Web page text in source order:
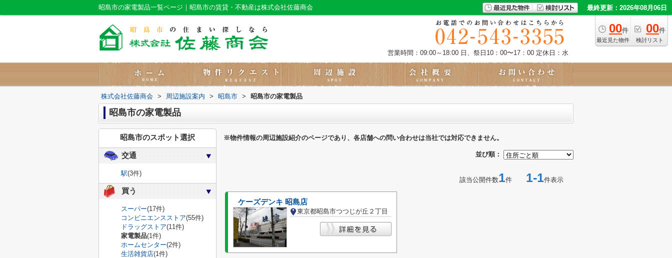
昭島市の家電製品一覧ページ｜昭島市の賃貸・不動産は株式会社佐藤商会 最終更新：2026年08月06日
00件
最近見た物件
00件
検討リスト
営業時間：09:00～18:00 日、祭日10：00〜17：00 定休日：水
株式会社佐藤商会 > 周辺施設案内 > 昭島市 > 昭島市の家電製品
昭島市の家電製品
※物件情報の周辺施設紹介のページであり、各店舗への問い合わせは当社では対応できません。
並び順：
該当公開件数1件 1-1件表示
ケーズデンキ 昭島店
東京都昭島市つつじが丘２丁目
昭島市のスポット選択
交通
駅(3件)
買う
スーパー(17件)
コンビニエンスストア(55件)
ドラッグストア(11件)
家電製品(1件)
ホームセンター(2件)
生活雑貨店(1件)